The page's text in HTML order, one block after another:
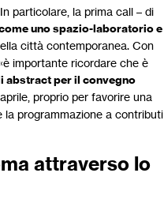
particolare, la prima call – di
uno spazio-laboratorio e
città contemporanea. Con
importante ricordare che è
abstract per il convegno
proprio per favorire una
la programmazione a contributi
attraverso lo